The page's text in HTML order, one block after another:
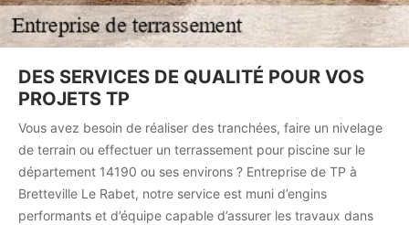
DES SERVICES DE QUALITÉ POUR VOS
PROJETS TP
Vous avez besoin de réaliser des tranchées, faire un nivelage
de terrain ou effectuer un terrassement pour piscine sur le
département 14190 ou ses environs ? Entreprise de TP à
Bretteville Le Rabet, notre service est muni d’engins
performants et d’équipe capable d’assurer les travaux dans